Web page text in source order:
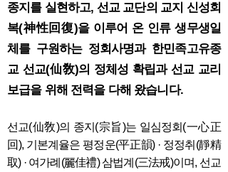
종지를 실현하고, 선교 교단의 교지 신성회
복(神性回復)을 이루어 온 인류 생무생일
체를 구원하는 정회사명과 한민족고유종
교 선교(仙敎)의 정체성 확립과 선교 교리
보급을 위해 전력을 다해 왔습니다.
선교(仙敎)의 종지(宗旨)는 일심정회(一心正
回), 기본계율은 평정운(平正韻) · 정정취(靜精
取) · 여가례(麗佳禮) 삼법계(三法戒)이며, 선교